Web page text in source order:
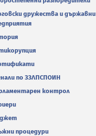
дружества и държавни
по ЗЗЛПСПОИН
контрол
процедури